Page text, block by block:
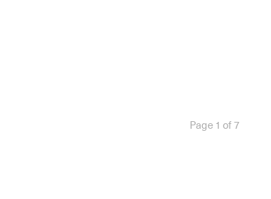
Page 1 of 7